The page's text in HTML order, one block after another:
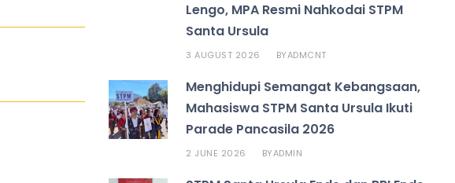
Lengo, MPA Resmi Nahkodai STPM
Santa Ursula
3 AUGUST 2026 BYADMCNT
Menghidupi Semangat Kebangsaan,
Mahasiswa STPM Santa Ursula Ikuti
Parade Pancasila 2026
2 JUNE 2026 BYADMIN